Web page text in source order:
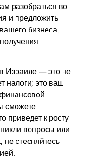
разобраться во
и предложить
бизнеса.
Израиле — это не
налоги; это ваш
сможете
приведет к росту
вопросы или
не стесняйтесь